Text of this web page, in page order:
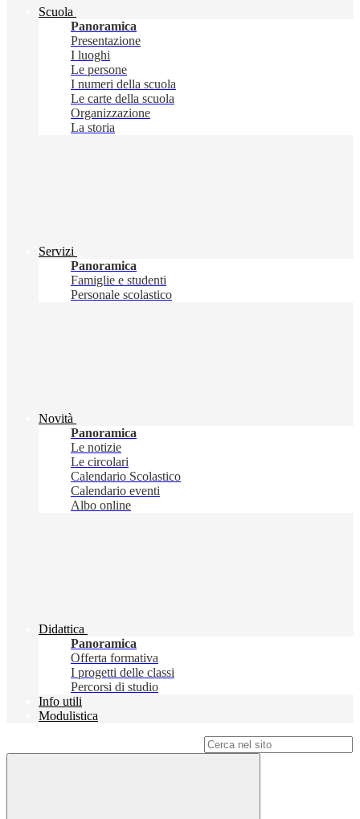
Scuola
Panoramica
Presentazione
I luoghi
Le persone
I numeri della scuola
Le carte della scuola
Organizzazione
La storia
Servizi
Panoramica
Famiglie e studenti
Personale scolastico
Novità
Panoramica
Le notizie
Le circolari
Calendario Scolastico
Calendario eventi
Albo online
Didattica
Panoramica
Offerta formativa
I progetti delle classi
Percorsi di studio
Info utili
Modulistica